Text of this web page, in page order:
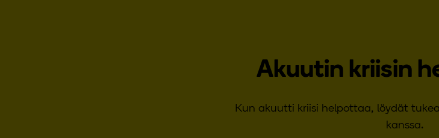
Akuutin kriisin
Kun akuutti kriisi helpottaa, löydät
kanssa.